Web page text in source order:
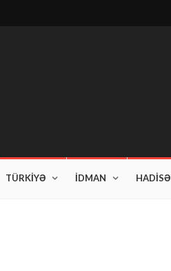
TÜRKİYƏ İDMAN HADİSƏ